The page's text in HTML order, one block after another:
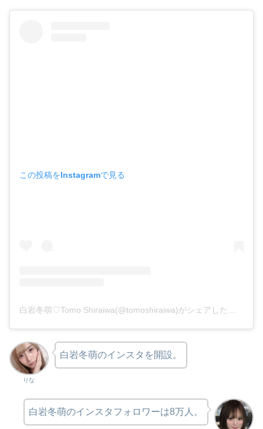
この投稿をInstagramで見る
りな
白岩冬萌のインスタを開設。
白岩冬萌のインスタフォロワーは8万人。